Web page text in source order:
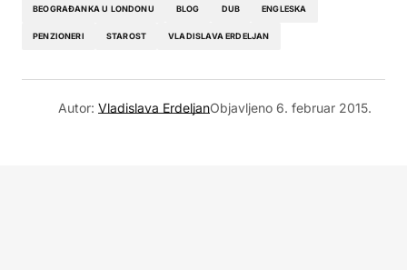
BEOGRAĐANKA U LONDONU BLOG DUB ENGLESKA
PENZIONERI STAROST VLADISLAVA ERDELJAN
Autor: Vladislava ErdeljanObjavljeno 6. februar 2015.